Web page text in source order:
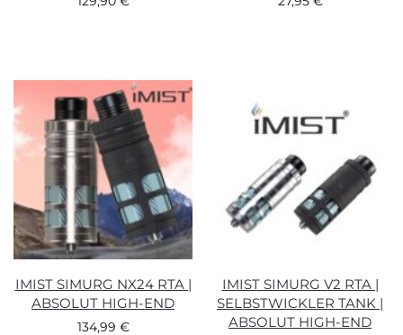
IMIST SIMURG NX24 RTA |
ABSOLUT HIGH-END
134,99 €
IMIST SIMURG V2 RTA |
SELBSTWICKLER TANK |
ABSOLUT HIGH-END